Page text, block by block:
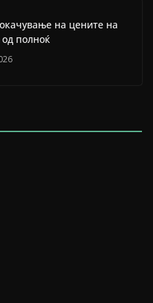
на цените на
од полноќ